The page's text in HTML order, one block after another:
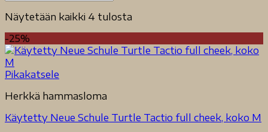
Näytetään kaikki 4 tulosta
-25%
Pikakatsele
Herkkä hammasloma
Käytetty Neue Schule Turtle Tactio full cheek, koko M